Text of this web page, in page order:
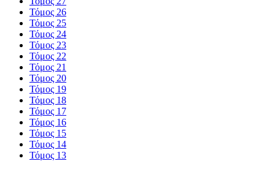
Τόμος 26
Τόμος 25
Τόμος 24
Τόμος 23
Τόμος 22
Τόμος 21
Τόμος 20
Τόμος 19
Τόμος 18
Τόμος 17
Τόμος 16
Τόμος 15
Τόμος 14
Τόμος 13